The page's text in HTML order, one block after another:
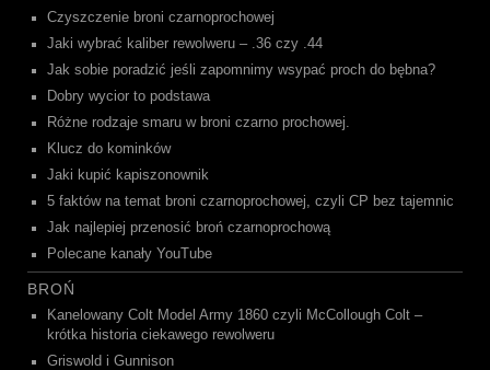
Czyszczenie broni czarnoprochowej
Jaki wybrać kaliber rewolweru – .36 czy .44
Jak sobie poradzić jeśli zapomnimy wsypać proch do bębna?
Dobry wycior to podstawa
Różne rodzaje smaru w broni czarno prochowej.
Klucz do kominków
Jaki kupić kapiszonownik
5 faktów na temat broni czarnoprochowej, czyli CP bez tajemnic
Jak najlepiej przenosić broń czarnoprochową
Polecane kanały YouTube
BROŃ
Kanelowany Colt Model Army 1860 czyli McCollough Colt –
krótka historia ciekawego rewolweru
Griswold i Gunnison